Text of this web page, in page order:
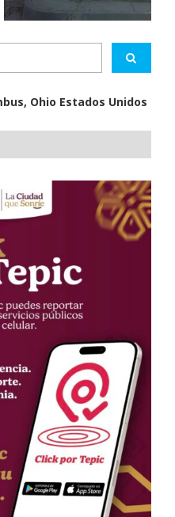
Ohio Estados Unidos